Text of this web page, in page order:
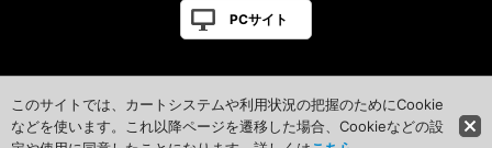
PCサイト
このサイトでは、カートシステムや利用状況の把握のためにCookie
などを使います。これ以降ページを遷移した場合、Cookieなどの設